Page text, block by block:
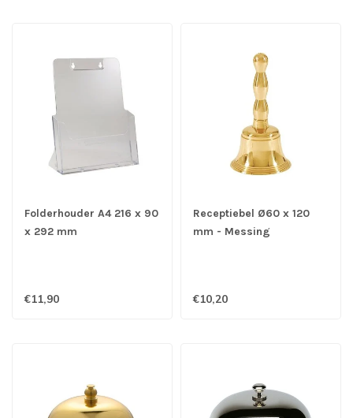
Folderhouder A4 216 x 90
x 292 mm
€11,90
Receptiebel Ø60 x 120
mm - Messing
€10,20